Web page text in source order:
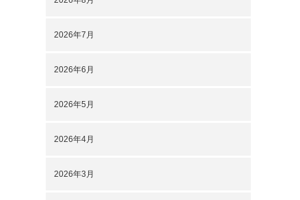
2026年7月
2026年6月
2026年5月
2026年4月
2026年3月